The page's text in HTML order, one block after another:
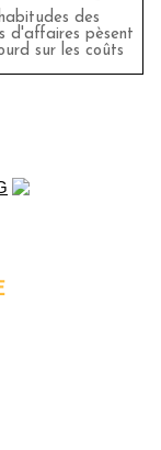
des
d'affaires pèsent
sur les coûts